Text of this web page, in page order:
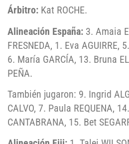
Árbitro: Kat ROCHE.
Alineación España: 3. Amaia
FRESNEDA, 1. Eva AGUIRRE,
6. María GARCÍA, 13. Bruna
PEÑA.
También jugaron: 9. Ingrid
CALVO, 7. Paula REQUENA,
CANTABRANA, 15. Bet